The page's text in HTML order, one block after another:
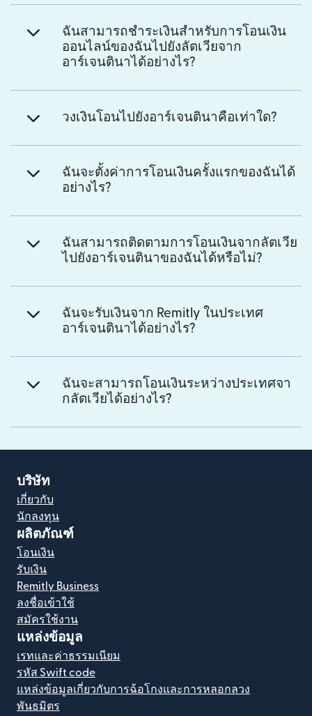
ฉันสามารถชำระเงินสำหรับการโอนเงิน
ออนไลน์ของฉันไปยังลัตเวียจาก
อาร์เจนตินาได้อย่างไร?
วงเงินโอนไปยังอาร์เจนตินาคือเท่าใด?
ฉันจะตั้งค่าการโอนเงินครั้งแรกของฉันได้
อย่างไร?
ฉันสามารถติดตามการโอนเงินจากลัตเวีย
ไปยังอาร์เจนตินาของฉันได้หรือไม่?
ฉันจะรับเงินจาก Remitly ในประเทศ
อาร์เจนตินาได้อย่างไร?
ฉันจะสามารถโอนเงินระหว่างประเทศจา
กลัตเวียได้อย่างไร?
บริษัท
เกี่ยวกับ
นักลงทุน
ผลิตภัณฑ์
โอนเงิน
รับเงิน
Remitly Business
ลงชื่อเข้าใช้
สมัครใช้งาน
แหล่งข้อมูล
เรทและค่าธรรมเนียม
รหัส Swift code
แหล่งข้อมูลเกี่ยวกับการฉ้อโกงและการหลอกลวง
พันธมิตร